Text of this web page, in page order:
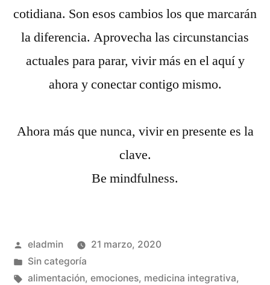
cotidiana. Son esos cambios los que marcarán
la diferencia. Aprovecha las circunstancias
actuales para parar, vivir más en el aquí y
ahora y conectar contigo mismo.
Ahora más que nunca, vivir en presente es la
clave.
Be mindfulness.
Publicado
por
eladmin
21 marzo, 2020
Publicado
en
Sin categoría
Etiquetas:
alimentación, emociones, medicina integrativa,